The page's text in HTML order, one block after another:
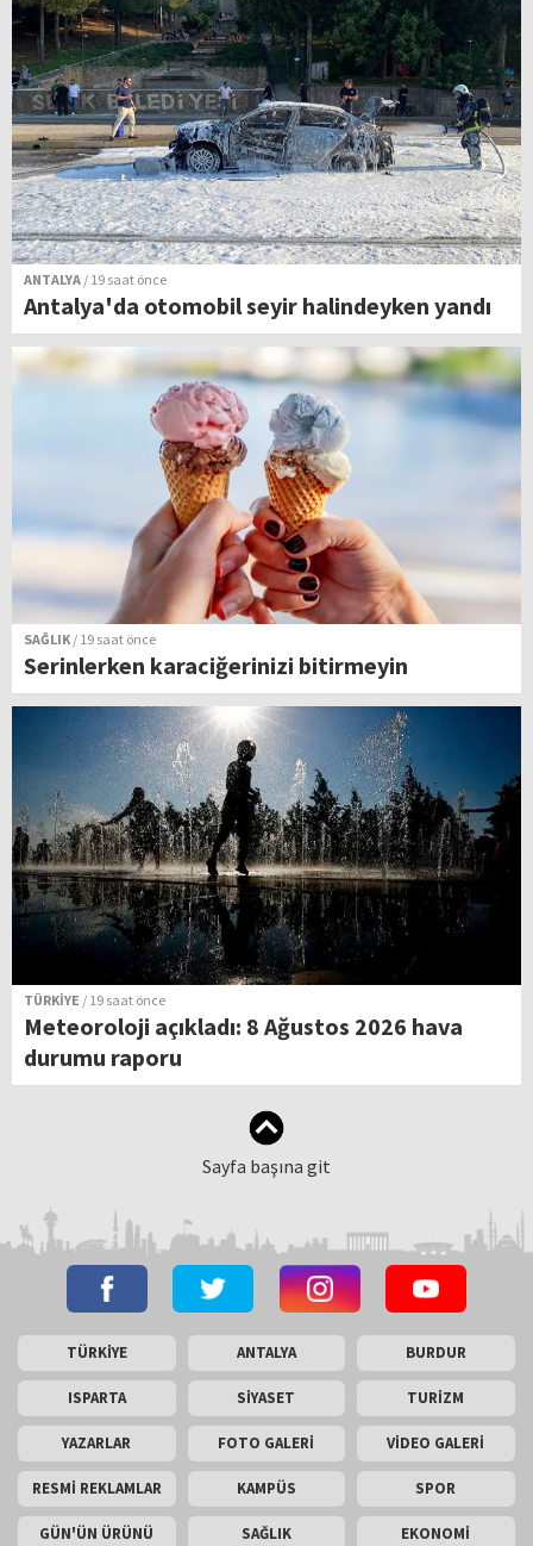
ANTALYA / 19 saat önce
Antalya'da otomobil seyir halindeyken yandı
SAĞLIK/ 19 saat önce
Serinlerken karaciğerinizi bitirmeyin
TÜRKİYE / 19 saat önce
Meteoroloji açıkladı: 8 Ağustos 2026 hava
durumu raporu
Sayfa başına git
TÜRKİYE ANTALYA BURDUR
ISPARTA SİYASET TURİZM
YAZARLAR FOTO GALERİ VİDEO GALERİ
RESMİ REKLAMLAR KAMPÜS SPOR
GÜN'ÜN ÜRÜNÜ SAĞLIK EKONOMİ